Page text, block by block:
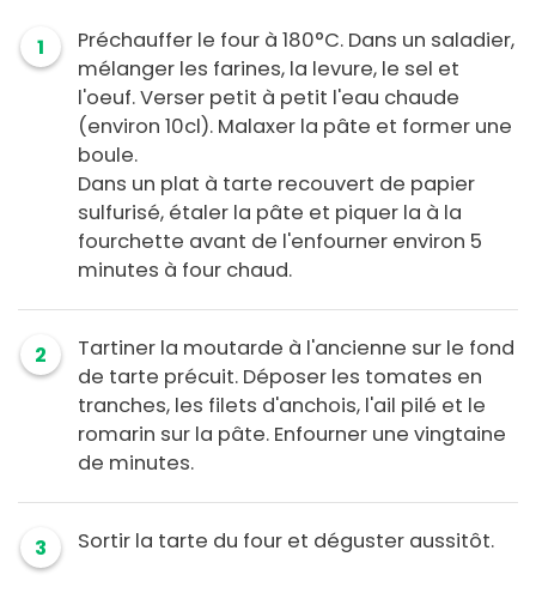
1
Préchauffer le four à 180°C. Dans un saladier,
mélanger les farines, la levure, le sel et
l'oeuf. Verser petit à petit l'eau chaude
(environ 10cl). Malaxer la pâte et former une
boule.
Dans un plat à tarte recouvert de papier
sulfurisé, étaler la pâte et piquer la à la
fourchette avant de l'enfourner environ 5
minutes à four chaud.
2
Tartiner la moutarde à l'ancienne sur le fond
de tarte précuit. Déposer les tomates en
tranches, les filets d'anchois, l'ail pilé et le
romarin sur la pâte. Enfourner une vingtaine
de minutes.
3 Sortir la tarte du four et déguster aussitôt.